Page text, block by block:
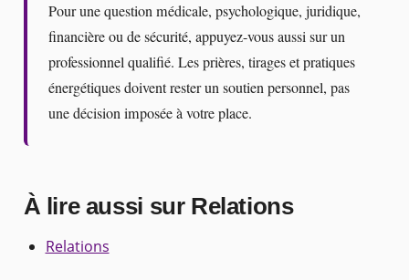
Pour une question médicale, psychologique, juridique,
financière ou de sécurité, appuyez-vous aussi sur un
professionnel qualifié. Les prières, tirages et pratiques
énergétiques doivent rester un soutien personnel, pas
une décision imposée à votre place.
À lire aussi sur Relations
Relations